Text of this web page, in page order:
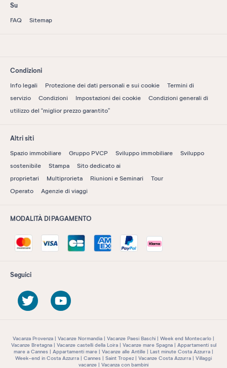
Su
FAQ Sitemap
Condizioni
Info legali Protezione dei dati personali e sui cookie
Termini di
servizio
Condizioni Impostazioni dei cookie
Condizioni generali di
utilizzo del “miglior prezzo garantito”
Altri siti
Spazio immobiliare Gruppo PVCP Sviluppo immobiliare
Sviluppo
sostenibile
Stampa
Sito dedicato ai
proprietari
Multiprorieta Riunioni e Seminari
Tour
Operato
Agenzie di viaggi
MODALITÀ DI PAGAMENTO
Seguici
Vacanza Provenza Vacanze Normandia Vacanze Paesi Baschi
Week end Montecarlo
Vacanze Bretagna
Vacanze castelli della Loira Vacanze mare Spagna
Appartamenti sul
mare a Cannes
Appartamenti mare Vacanze alle Antille
Last minute Costa Azzurra
Week-end in Costa Azzurra
Cannes Saint Tropez Vacanze Costa Azzurra
Villaggi
vacanze
Vacanza con bambini